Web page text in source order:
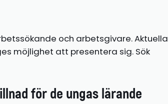
och arbetsgivare. Aktuella
möjlighet att presentera sig. Sök
för de ungas lärande